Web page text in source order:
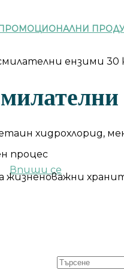
Впиши се
ензими 30
хидрохлорид,
процес
жизненоважни